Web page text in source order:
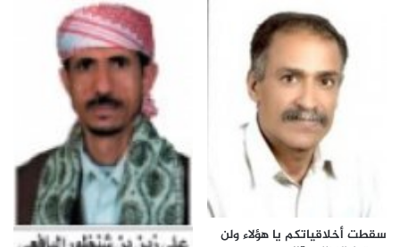
سقطت أخلاقياتكم يا هؤلاء ولن